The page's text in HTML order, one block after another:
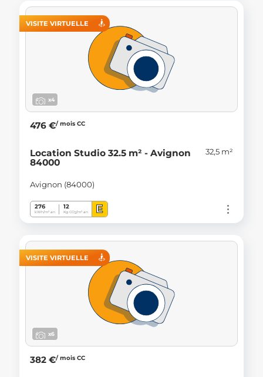
VISITE VIRTUELLE
x4
476 €/ mois CC
Location Studio 32.5 m² - Avignon
84000
32,5 m²
Avignon (84000)
276
kWh/m².an
12
Kg CO2/m².an E
VISITE VIRTUELLE
x6
382 €/ mois CC